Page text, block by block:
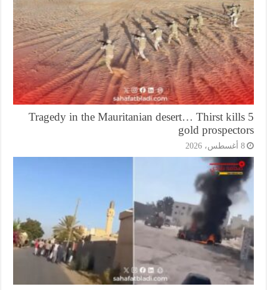
Tragedy in the Mauritanian desert… Thirst
gold